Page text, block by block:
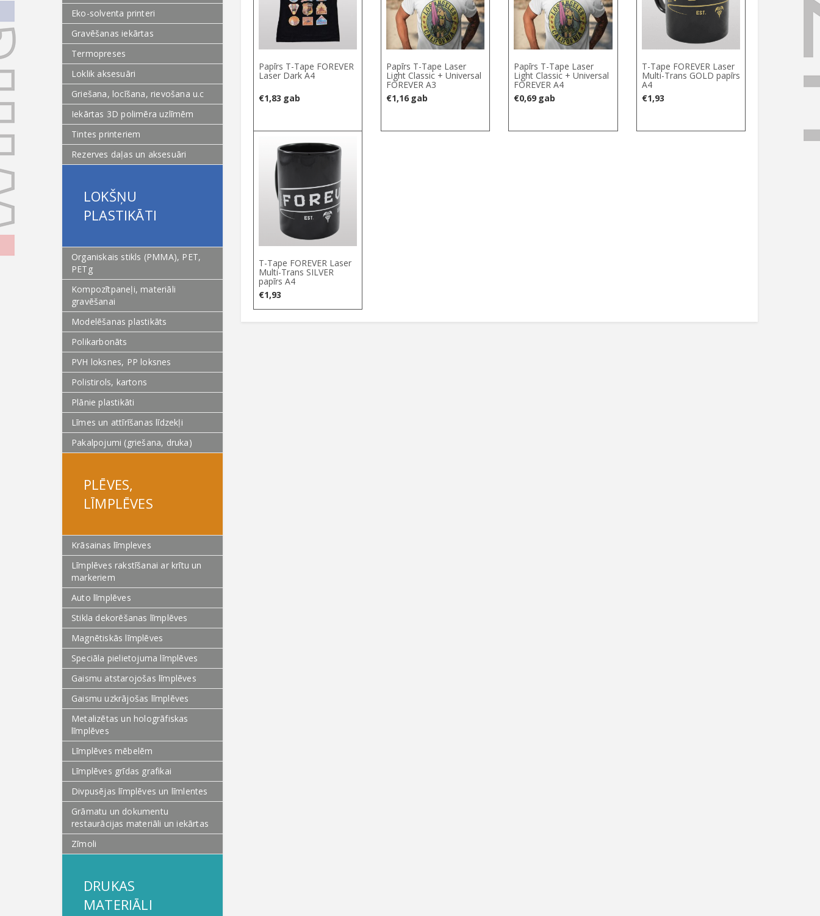
Eko-solventa printeri
Gravēšanas iekārtas
Termopreses
Loklik aksesuāri
Griešana, locīšana, rievošana u.c
Iekārtas 3D polimēra uzlīmēm
Tintes printeriem
Rezerves daļas un aksesuāri
LOKŠŅU
PLASTIKĀTI
Organiskais stikls (PMMA), PET,
PETg
Kompozītpaneļi, materiāli
gravēšanai
Modelēšanas plastikāts
Polikarbonāts
PVH loksnes, PP loksnes
Polistirols, kartons
Plānie plastikāti
Līmes un attīrīšanas līdzekļi
Pakalpojumi (griešana, druka)
PLĒVES,
LĪMPLĒVES
Krāsainas līmpleves
Līmplēves rakstīšanai ar krītu un
markeriem
Auto līmplēves
Stikla dekorēšanas līmplēves
Magnētiskās līmplēves
Speciāla pielietojuma līmplēves
Gaismu atstarojošas līmplēves
Gaismu uzkrājošas līmplēves
Metalizētas un hologrāfiskas
līmplēves
Līmplēves mēbelēm
Līmplēves grīdas grafikai
Divpusējas līmplēves un līmlentes
Grāmatu un dokumentu
restaurācijas materiāli un iekārtas
Zīmoli
DRUKAS
MATERIĀLI
Papīrs T-Tape FOREVER
Laser Dark A4
€1,83 gab
Papīrs T-Tape Laser
Light Classic + Universal
FOREVER A3
€1,16 gab
Papīrs T-Tape Laser
Light Classic + Universal
FOREVER A4
€0,69 gab
T-Tape FOREVER Laser
Multi-Trans GOLD papīrs
A4
€1,93
T-Tape FOREVER Laser
Multi-Trans SILVER
papīrs A4
€1,93